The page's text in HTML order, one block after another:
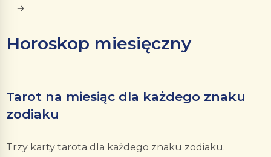
Horoskop miesięczny
Tarot na miesiąc dla każdego znaku
zodiaku
Trzy karty tarota dla każdego znaku zodiaku.